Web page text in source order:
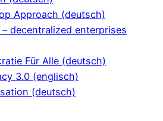
Approach (deutsch)
decentralized enterprises
Für Alle (deutsch)
3.0 (englisch)
(deutsch)